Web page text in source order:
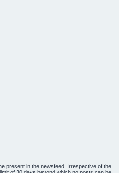
present in the newsfeed. Irrespective of the